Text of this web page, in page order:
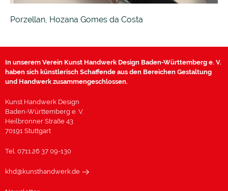
Porzellan, Hozana Gomes da Costa
In unserem Verein Kunst Handwerk Design Baden-Württemberg e. V.
haben sich künstlerisch Schaffende aus den Bereichen Gestaltung
und Handwerk zusammengeschlossen.
Kunst Handwerk Design
Baden-Württemberg e. V.
Heilbronner Straße 43
70191 Stuttgart
Tel. 0711.26 37 09-130
khd@kunsthandwerk.de